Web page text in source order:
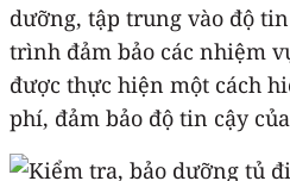
dưỡng, tập trung vào độ
trình đảm bảo các nhiệm
được thực hiện một cách
phí, đảm bảo độ tin cậy